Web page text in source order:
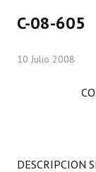
Comisiones
C-08-605
10 Julio 2008
DESCRIPCION